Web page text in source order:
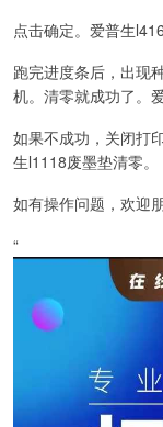
点击确定。爱普生
跑完进度条后，出现
机。清零就成功了。
如果不成功，关闭打
生l1118废墨垫清零。
如有操作问题，欢迎
“